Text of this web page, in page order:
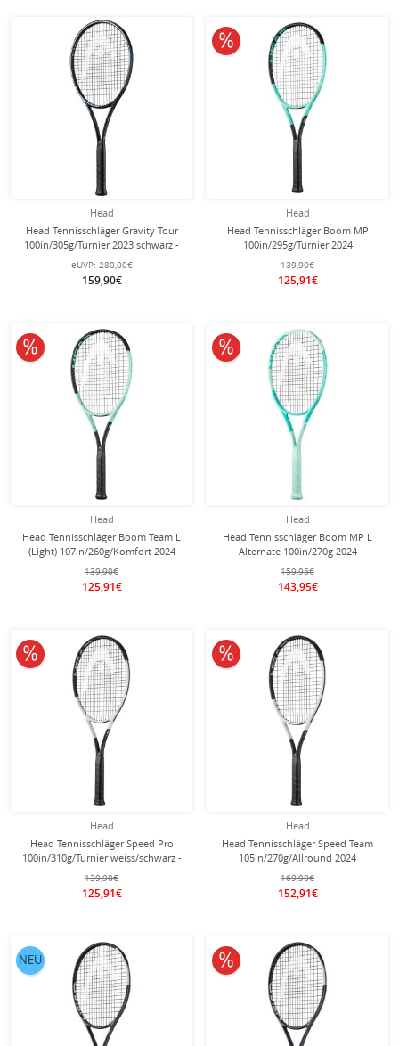
Head
Head Tennisschläger Gravity Tour
100in/305g/Turnier 2023 schwarz -
besaitet -
eUVP: 280,00€
159,90€
Head
Head Tennisschläger Boom MP
100in/295g/Turnier 2024
schwarz/türkis - unbesaitet -
139,90€
125,91€
10% reduziert
Head
Head Tennisschläger Boom Team L
(Light) 107in/260g/Komfort 2024
schwarz/türkis - besaitet -
139,90€
125,91€
10% reduziert
Head
Head Tennisschläger Boom MP L
Alternate 100in/270g 2024
mint/türkis - unbesaitet -
159,95€
143,95€
10% reduziert
Head
Head Tennisschläger Speed Pro
100in/310g/Turnier weiss/schwarz -
unbesaitet -
139,90€
125,91€
10% reduziert
Head
Head Tennisschläger Speed Team
105in/270g/Allround 2024
weiss/schwarz - unbesaitet -
169,90€
152,91€
10% reduziert
NEU 10% reduziert